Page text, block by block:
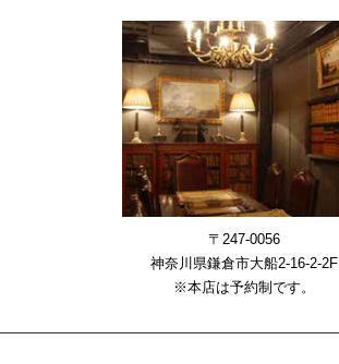
〒247-0056
神奈川県鎌倉市大船2-16-2-2F
※本店は予約制です。